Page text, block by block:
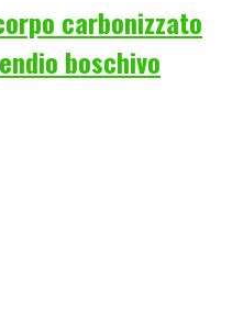
carbonizzato
boschivo